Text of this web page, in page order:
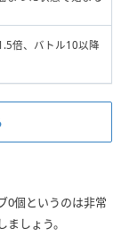
倍、バトル10以降
0個というのは非常
しょう。